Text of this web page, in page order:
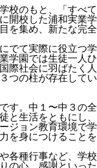
校のもと、「すべて
開校した浦和実業学
を集め、新たな完全
でて実際に役立つ学
学園では生徒一人ひ
際社会に羽ばたく人
つの柱が存在してい
す。中１〜中３の全
と生活をともにし、
ジョン教育環境で学
を身につけることを
各種行事など、学校
の心、感謝といった